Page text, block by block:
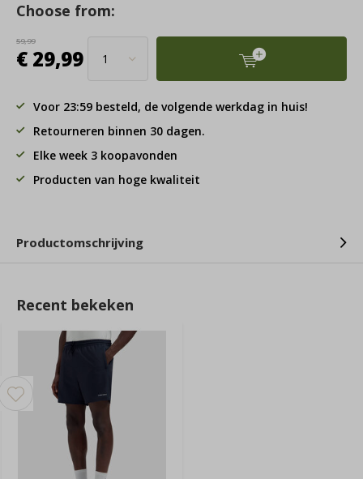
Choose from:
59,99
€ 29,99
Voor 23:59 besteld, de volgende werkdag in huis!
Retourneren binnen 30 dagen.
Elke week 3 koopavonden
Producten van hoge kwaliteit
Productomschrijving
Recent bekeken